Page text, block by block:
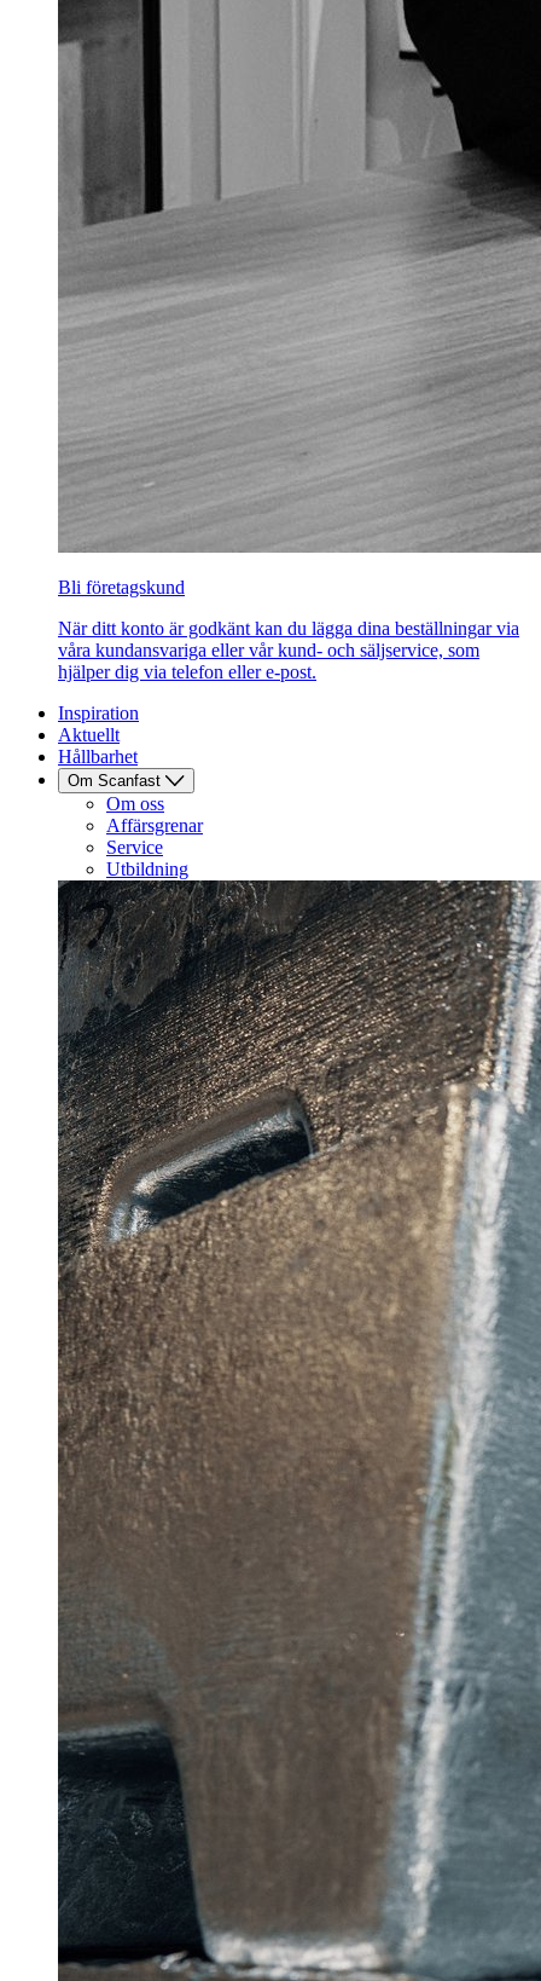
Bli företagskund
När ditt konto är godkänt kan du lägga dina beställningar via
våra kundansvariga eller vår kund- och säljservice, som
hjälper dig via telefon eller e-post.
Inspiration
Aktuellt
Hållbarhet
Om Scanfast
Om oss
Affärsgrenar
Service
Utbildning